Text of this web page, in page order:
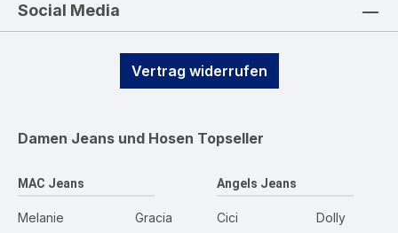
Social Media
Vertrag widerrufen
Damen Jeans und Hosen Topseller
MAC Jeans
Melanie
Gracia
Angels Jeans
Cici
Dolly